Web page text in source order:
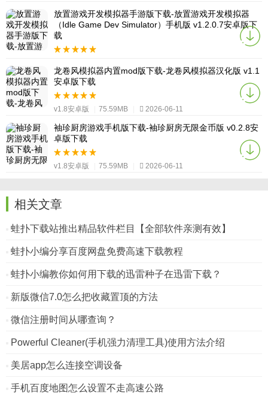
放置游戏开发模拟器手游版下载-放置游戏开发模拟器
（Idle Game Dev Simulator）手机版 v1.2.0.7安卓版下
载
龙卷风模拟器内置mod版下载-龙卷风模拟器汉化版 v1.1
安卓版下载
v1.8安卓版 75.59MB 2026-06-11
袖珍厨房游戏手机版下载-袖珍厨房无限金币版 v0.2.8安
卓版下载
v1.8安卓版 75.59MB 2026-06-11
相关文章
蛙扑下载站推出精品软件栏目【全部软件亲测有效】
蛙扑小编分享百度网盘免费高速下载教程
蛙扑小编教你如何用下载的迅雷种子在迅雷下载？
新版微信7.0怎么把收藏置顶的方法
微信注册时间从哪查询？
Powerful Cleaner(手机强力清理工具)使用方法介绍
美居app怎么连接空调设备
手机百度地图怎么设置不走高速公路